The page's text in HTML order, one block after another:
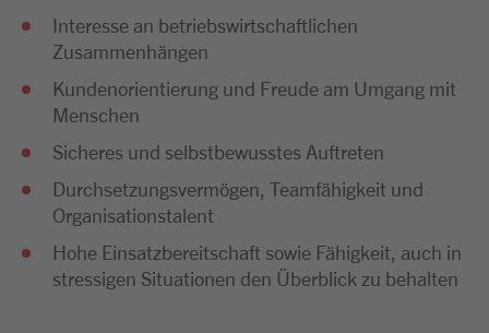
Interesse an betriebswirtschaftlichen
Zusammenhängen
Kundenorientierung und Freude am Umgang mit
Menschen
Sicheres und selbstbewusstes Auftreten
Durchsetzungsvermögen, Teamfähigkeit und
Organisationstalent
Hohe Einsatzbereitschaft sowie Fähigkeit, auch in
stressigen Situationen den Überblick zu behalten